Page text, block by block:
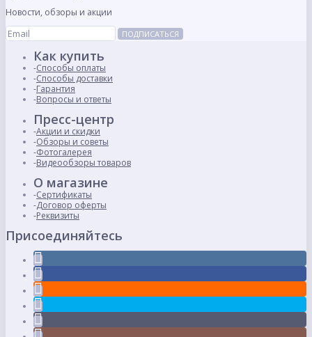
Новости, обзоры и акции
ПОДПИСАТЬСЯ
Как купить
Способы оплаты
Способы доставки
Гарантия
Вопросы и ответы
Пресс-центр
Акции и скидки
Обзоры и советы
Фотогалерея
Видеообзоры товаров
О магазине
Сертификаты
Договор оферты
Реквизиты
Присоединяйтесь